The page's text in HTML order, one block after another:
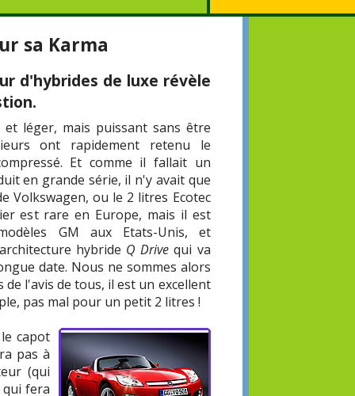
sa Karma
d'hybrides de luxe révèle
léger, mais puissant sans être
ont rapidement retenu le
Et comme il fallait un
en grande série, il n'y avait que
Volkswagen, ou le 2 litres Ecotec
est rare en Europe, mais il est
GM aux Etats-Unis, et
hybride Q Drive qui va
date. Nous ne sommes alors
l'avis de tous, il est un excellent
pas mal pour un petit 2 litres !
capot
pas à
(qui
fera